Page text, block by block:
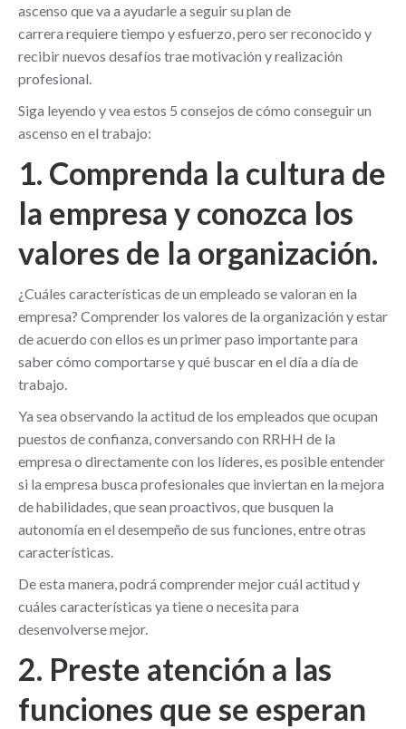
ascenso que va a ayudarle a seguir su plan de
carrera requiere tiempo y esfuerzo, pero ser reconocido y
recibir nuevos desafíos trae motivación y realización
profesional.
Siga leyendo y vea estos 5 consejos de cómo conseguir un
ascenso en el trabajo:
1. Comprenda la cultura de
la empresa y conozca los
valores de la organización.
¿Cuáles características de un empleado se valoran en la
empresa? Comprender los valores de la organización y estar
de acuerdo con ellos es un primer paso importante para
saber cómo comportarse y qué buscar en el día a día de
trabajo.
Ya sea observando la actitud de los empleados que ocupan
puestos de confianza, conversando con RRHH de la
empresa o directamente con los líderes, es posible entender
si la empresa busca profesionales que inviertan en la mejora
de habilidades, que sean proactivos, que busquen la
autonomía en el desempeño de sus funciones, entre otras
características.
De esta manera, podrá comprender mejor cuál actitud y
cuáles características ya tiene o necesita para
desenvolverse mejor.
2. Preste atención a las
funciones que se esperan